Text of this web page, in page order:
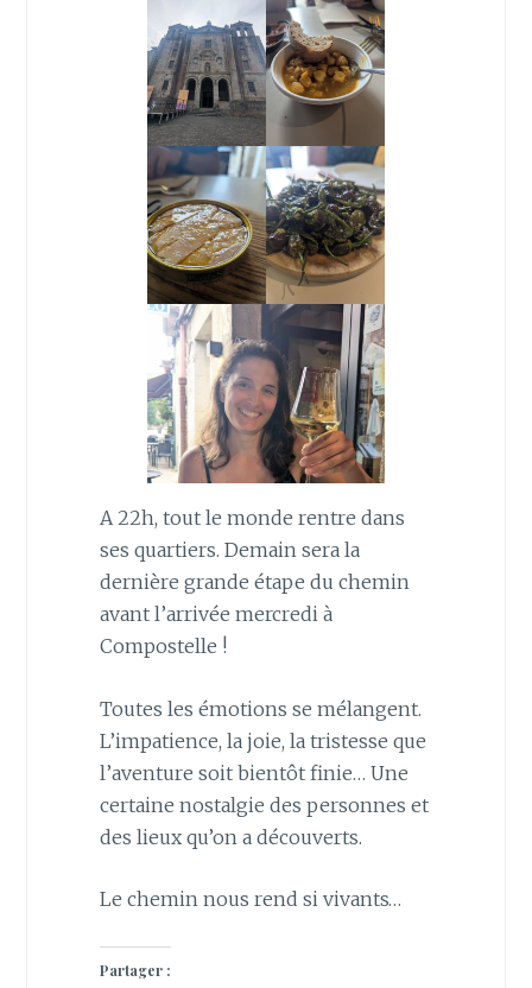
A 22h, tout le monde rentre dans
ses quartiers. Demain sera la
dernière grande étape du chemin
avant l’arrivée mercredi à
Compostelle !
Toutes les émotions se mélangent.
L’impatience, la joie, la tristesse que
l’aventure soit bientôt finie… Une
certaine nostalgie des personnes et
des lieux qu’on a découverts.
Le chemin nous rend si vivants…
Partager :